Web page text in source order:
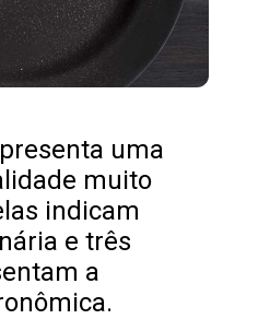
uma
muito
indicam
e três
a